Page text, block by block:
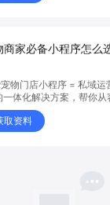
商家必备小程序怎么
物门店小程序 = 私域
一体化解决方案，帮你从
取资料